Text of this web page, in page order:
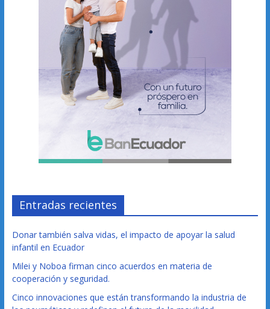
Entradas recientes
Donar también salva vidas, el impacto de apoyar la salud
infantil en Ecuador
Milei y Noboa firman cinco acuerdos en materia de
cooperación y seguridad.
Cinco innovaciones que están transformando la industria de